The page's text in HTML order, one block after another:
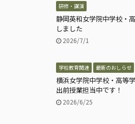
研修・講演
静岡英和女学院中学校・
しました
2026/7/1
学校教育関連 最新のおしらせ
横浜女学院中学校・高等
出前授業担当中です！
2026/6/25